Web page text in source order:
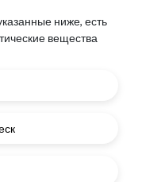
ниже, есть
вещества